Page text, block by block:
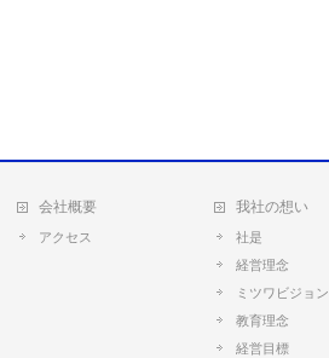
会社概要
アクセス
我社の想い
社是
経営理念
ミツワビジョン
教育理念
経営目標